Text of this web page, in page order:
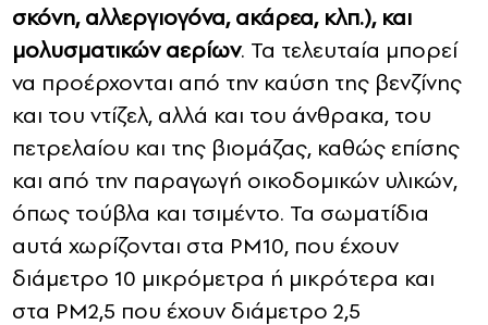
σκόνη, αλλεργιογόνα, ακάρεα, κλπ.), και
μολυσματικών αερίων. Τα τελευταία μπορεί
να προέρχονται από την καύση της βενζίνης
και του ντίζελ, αλλά και του άνθρακα, του
πετρελαίου και της βιομάζας, καθώς επίσης
και από την παραγωγή οικοδομικών υλικών,
όπως τούβλα και τσιμέντο. Τα σωματίδια
αυτά χωρίζονται στα PM10, που έχουν
διάμετρο 10 μικρόμετρα ή μικρότερα και
στα PM2,5 που έχουν διάμετρο 2,5